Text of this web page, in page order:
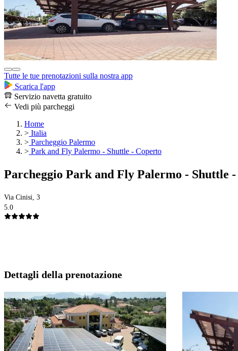
Tutte le tue prenotazioni sulla nostra app
Scarica l'app
Servizio navetta gratuito
Vedi più parcheggi
Home
> Italia
> Parcheggio Palermo
> Park and Fly Palermo - Shuttle - Coperto
Parcheggio Park and Fly Palermo - Shuttle
Via Cinisi, 3
5.0
Dettagli della prenotazione